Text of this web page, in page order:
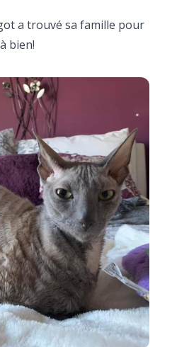
a trouvé sa famille pour
bien!